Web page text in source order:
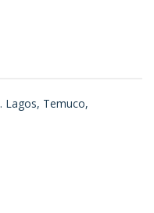
Lagos, Temuco,